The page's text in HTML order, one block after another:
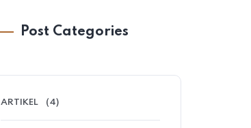
Post Categories
ARTIKEL (4)